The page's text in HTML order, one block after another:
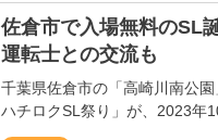
佐倉市で入場無料のSL
運転士との交流も
千葉県佐倉市の「高崎川南公
ハチロクSL祭り」が、2023年